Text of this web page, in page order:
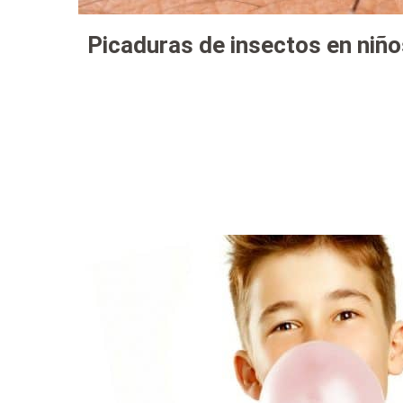
Picaduras de insectos en